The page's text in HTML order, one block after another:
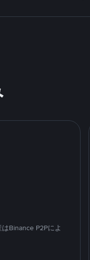
Binance P2Pによ